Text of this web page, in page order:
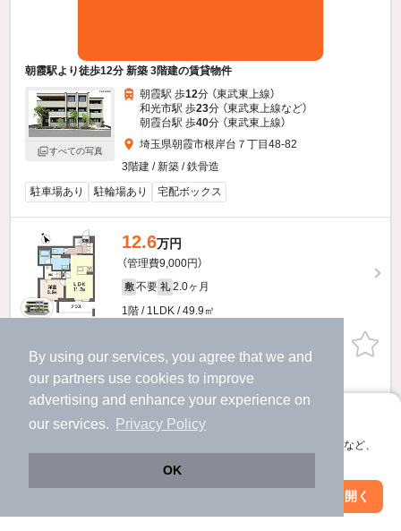
By using our services, you agree that we and
our partners use cookies to improve
advertising and enhance your experience on
our services.
Privacy Policy
OK
アプリに切り替えて、サクサクお部屋探し
会員登録なしですぐ使える。マップ検索やお気に入り保存など、
アプリを開く
朝霞駅より徒歩12分 新築 3階建の賃貸物件
すべての写真
朝霞駅 歩12分 （東武東上線）
和光市駅 歩23分 （東武東上線など）
朝霞台駅 歩40分 （東武東上線）
埼玉県朝霞市根岸台７丁目48-82
3階建 / 新築 / 鉄骨造
駐車場あり
駐輪場あり 宅配ボックス
12.6万円
（管理費9,000円）
敷 不要 礼 2.0ヶ月
1階 / 1LDK / 49.9㎡
提供
絞り込み条件を変更